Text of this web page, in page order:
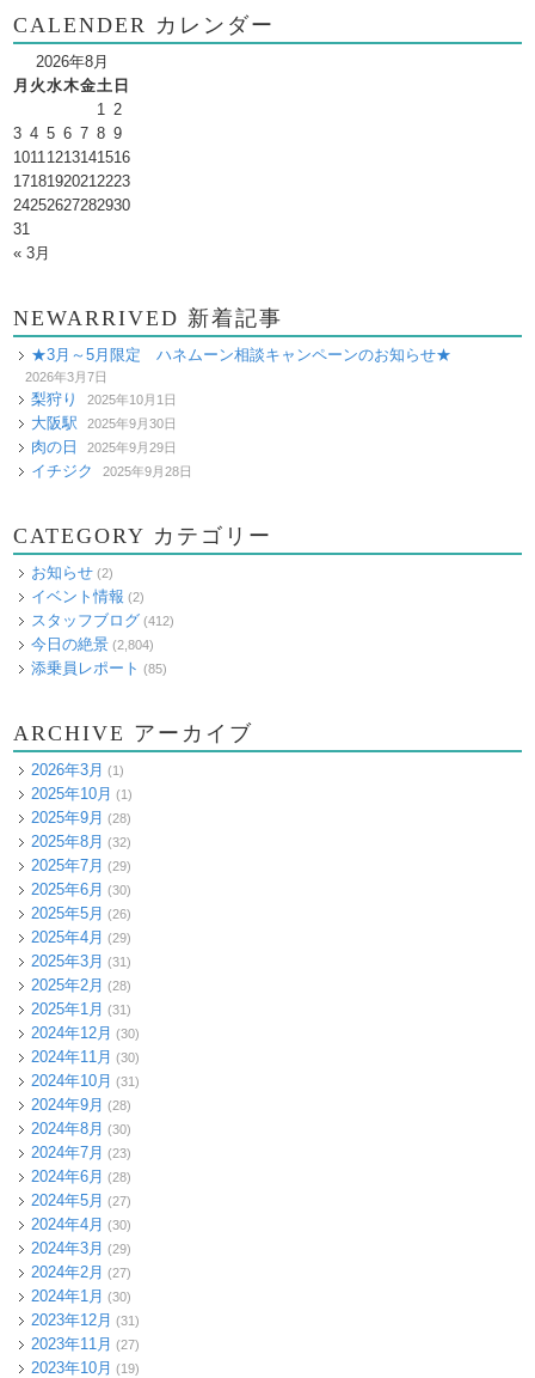
CALENDER カレンダー
2026年8月
月 火水木金土 日
1
2
3 4 5 6 7 8 9
1011 1213141516
1718192021 2223
24252627282930
31
« 3月
NEWARRIVED 新着記事
★3月～5月限定 ハネムーン相談キャンペーンのお知らせ★
2026年3月7日
梨狩り 2025年10月1日
大阪駅 2025年9月30日
肉の日 2025年9月29日
イチジク 2025年9月28日
CATEGORY カテゴリー
お知らせ (2)
イベント情報 (2)
スタッフブログ (412)
今日の絶景 (2,804)
添乗員レポート (85)
ARCHIVE アーカイブ
2026年3月 (1)
2025年10月 (1)
2025年9月 (28)
2025年8月 (32)
2025年7月 (29)
2025年6月 (30)
2025年5月 (26)
2025年4月 (29)
2025年3月 (31)
2025年2月 (28)
2025年1月 (31)
2024年12月 (30)
2024年11月 (30)
2024年10月 (31)
2024年9月 (28)
2024年8月 (30)
2024年7月 (23)
2024年6月 (28)
2024年5月 (27)
2024年4月 (30)
2024年3月 (29)
2024年2月 (27)
2024年1月 (30)
2023年12月 (31)
2023年11月 (27)
2023年10月 (19)